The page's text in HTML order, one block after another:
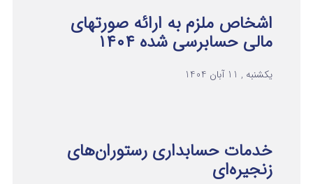
اشخاص ملزم به ارائه صورتهای
مالی حسابرسی شده ۱۴۰۴
یکشنبه , 11 آبان 1404
خدمات حسابداری رستوران‌های
زنجیره‌ای